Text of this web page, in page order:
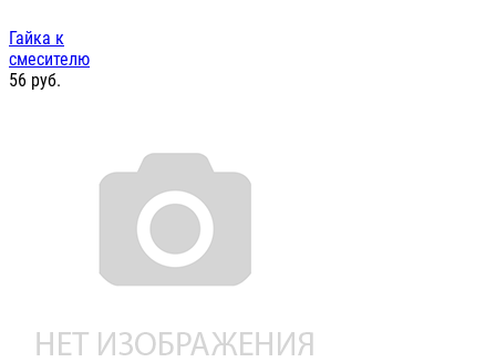
Гайка к
смесителю
56 руб.